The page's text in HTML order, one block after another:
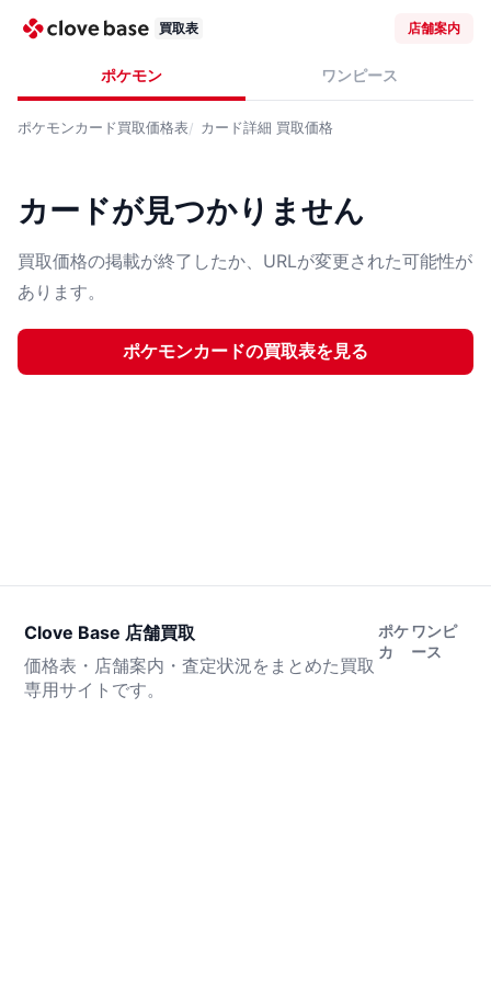
買取表 店舗案内
ポケモン ワンピース
ポケモンカード買取価格表 カード詳細 買取価格
カードが見つかりません
買取価格の掲載が終了したか、URLが変更された可能性が
あります。
ポケモンカードの買取表を見る
Clove Base 店舗買取
価格表・店舗案内・査定状況をまとめた買取
専用サイトです。
ポケ
カ
ワンピ
ース